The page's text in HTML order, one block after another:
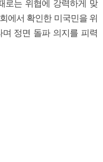
로는 위협에 강력하게 맞
에서 확인한 미국민을 위
며 정면 돌파 의지를 피력